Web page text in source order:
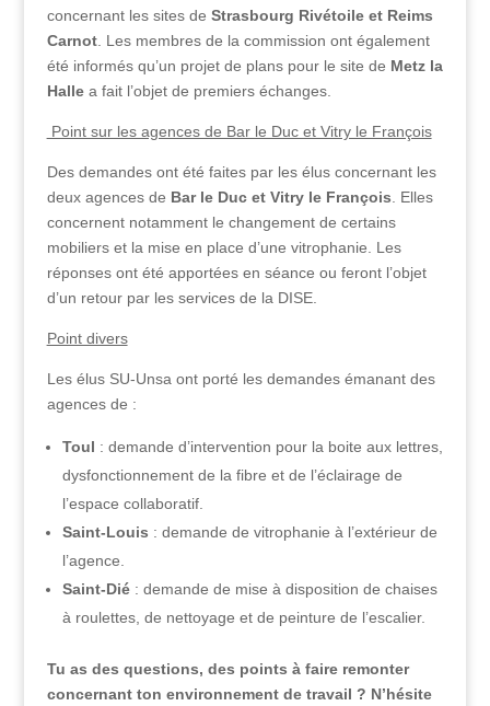
concernant les sites de Strasbourg Rivétoile et Reims
Carnot. Les membres de la commission ont également
été informés qu’un projet de plans pour le site de Metz la
Hallea fait l’objet de premiers échanges.
Point sur les agences de Bar le Duc et Vitry le François
Des demandes ont été faites par les élus concernant les
deux agences de Bar le Duc et Vitry le François . Elles
concernent notamment le changement de certains
mobiliers et la mise en place d’une vitrophanie. Les
réponses ont été apportées en séance ou feront l’objet
d’un retour par les services de la DISE.
Point divers
Les élus SU-Unsa ont porté les demandes émanant des
agences de :
Toul : demande d’intervention pour la boite aux lettres,
dysfonctionnement de la fibre et de l’éclairage de
l’espace collaboratif.
Saint-Louis : demande de vitrophanie à l’extérieur de
l’agence.
Saint-Dié: demande de mise à disposition de chaises
à roulettes, de nettoyage et de peinture de l’escalier.
Tu as des questions, des points à faire remonter
concernant ton environnement de travail ? N’hésite